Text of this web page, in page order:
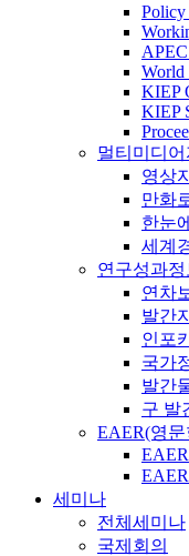
Policy
World
KIEP
KIEP
멀티미디어
영상
만화
한눈
세계
연구성과정
연차
발간
인포
국가
발간
구 발
EAER(영
세미나
전체세미나
국제회의